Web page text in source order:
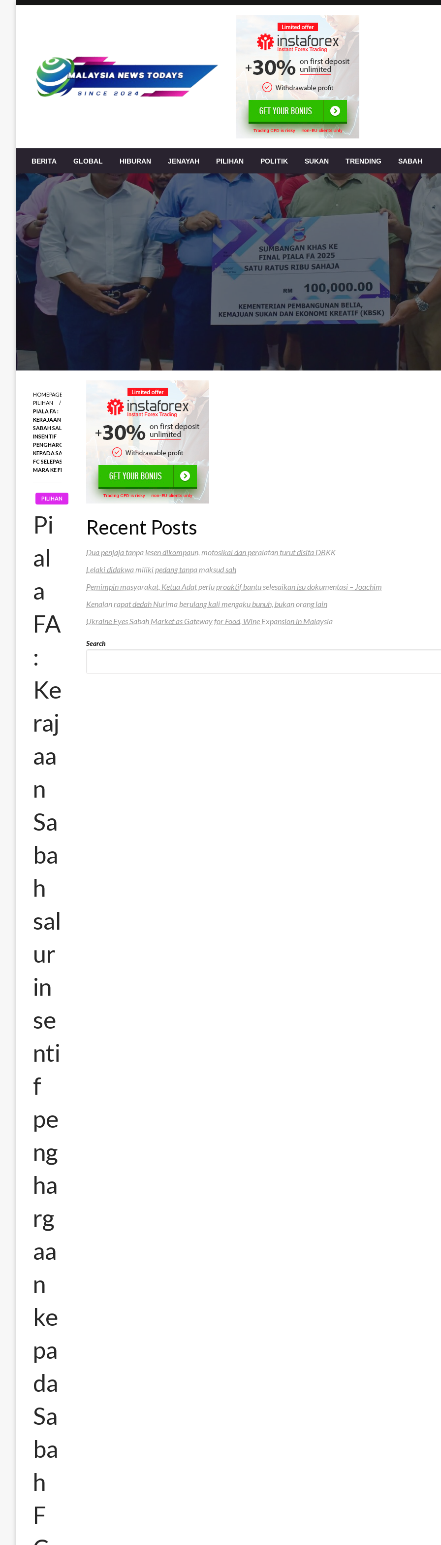
Berita Terkini Malaysia, politik, ekonomi, sukan, hiburan, jenayah,
BERITA GLOBAL HIBURAN JENAYAH PILIHAN POLITIK SUKAN TRENDING SABAH
HOMEPAGE
PILIHAN
PIALA FA :
KERAJAAN
SABAH SALUR
INSENTIF
PENGHARGAAN
KEPADA SABAH
FC SELEPAS
MARA KE FINAL
PILIHAN
Pi
al
a
FA
:
Ke
raj
aa
n
Sa
ba
h
sal
ur
in
se
nti
f
pe
ng
ha
rg
aa
n
ke
pa
da
Sa
ba
h
F
Recent Posts
Dua penjaja tanpa lesen dikompaun, motosikal dan peralatan turut disita DBKK
Lelaki didakwa miliki pedang tanpa maksud sah
Pemimpin masyarakat, Ketua Adat perlu proaktif bantu selesaikan isu dokumentasi – Joachim
Kenalan rapat dedah Nurima berulang kali mengaku bunuh, bukan orang lain
Ukraine Eyes Sabah Market as Gateway for Food, Wine Expansion in Malaysia
Search